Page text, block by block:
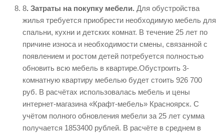
8. Затраты на покупку мебели. Для обустройства
жилья требуется приобрести необходимую мебель для
спальни, кухни и детских комнат. В течение 25 лет по
причине износа и необходимости смены, связанной с
появлением и ростом детей потребуется полностью
обновить всю мебель в квартире.Обустроить 3-
комнатную квартиру мебелью будет стоить 926 700
руб. В расчётах использовалась мебель и цены
интернет-магазина «Крафт-мебель» Красноярск. С
учётом полного обновления мебели за 25 лет сумма
получается 1853400 рублей. В расчёте в среднем в